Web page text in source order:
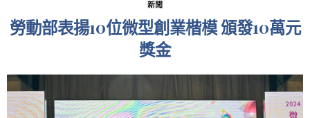
新聞
勞動部表揚10位微型創業楷模 頒發10萬元
獎金